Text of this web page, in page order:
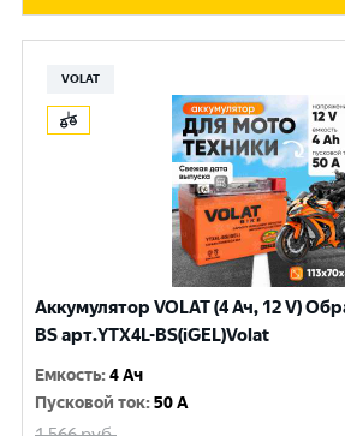
VOLAT
Аккумулятор VOLAT (4 Ач, 12 V)
BS арт.YTX4L-BS(iGEL)Volat
Емкость:4 Ач
Пусковой ток:50 A